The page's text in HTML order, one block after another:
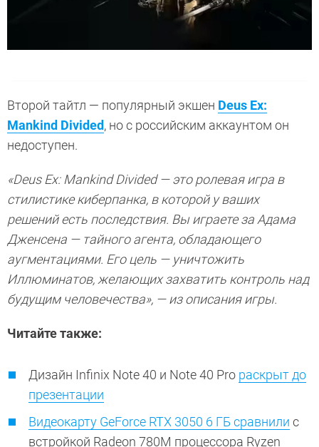
Второй тайтл — популярный экшен Deus Ex:
Mankind Divided, но с российским аккаунтом он
недоступен.
«Deus Ex: Mankind Divided — это ролевая игра в
стилистике киберпанка, в которой у ваших
решений есть последствия. Вы играете за Адама
Дженсена — тайного агента, обладающего
аугментациями. Его цель — уничтожить
Иллюминатов, желающих захватить контроль над
будущим человечества», — из описания игры.
Читайте также:
Дизайн Infinix Note 40 и Note 40 Pro раскрыт до
презентации
Видеокарту GeForce RTX 3050 6 ГБ сравнили с
встройкой Radeon 780M процессора Ryzen